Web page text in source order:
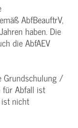
AbfBeauftrV,
haben. Die
die AbfAEV
Grundschulung /
für Abfall ist
nicht